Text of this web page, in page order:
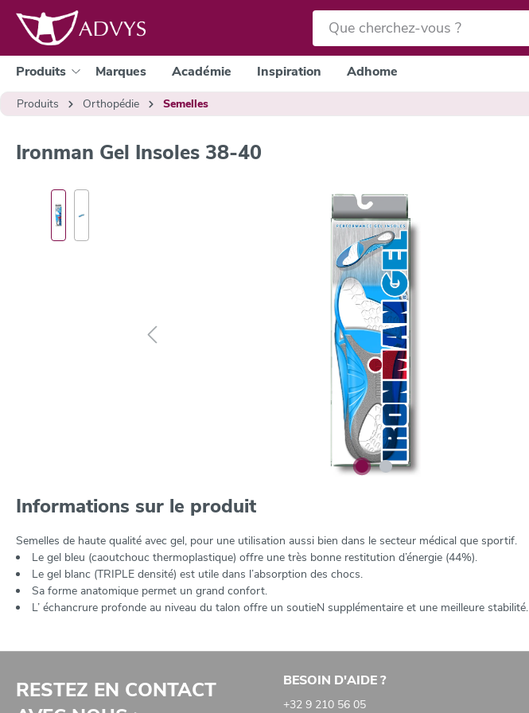
recherche Passer à la navigation principale
Produits Marques Académie Inspiration Adhome
Produits
Orthopédie Semelles
Ironman Gel Insoles 38-40
Informations sur le produit
Semelles de haute qualité avec gel, pour une utilisation aussi bien dans le secteur médical que sportif.
Le gel bleu (caoutchouc thermoplastique) offre une très bonne restitution d’énergie (44%).
Le gel blanc (TRIPLE densité) est utile dans l’absorption des chocs.
Sa forme anatomique permet un grand confort.
L’ échancrure profonde au niveau du talon offre un soutieN supplémentaire et une meilleure stabilité.
RESTEZ EN CONTACT
BESOIN D'AIDE ?
+32 9 210 56 05